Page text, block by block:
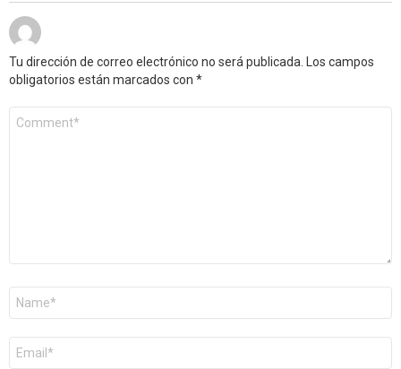
Tu dirección de correo electrónico no será publicada. Los campos
obligatorios están marcados con *
electrónico